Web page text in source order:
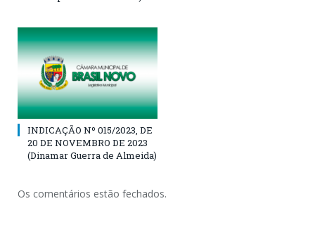
INDICAÇÃO Nº 015/2023, DE
20 DE NOVEMBRO DE 2023
(Dinamar Guerra de Almeida)
Os comentários estão fechados.